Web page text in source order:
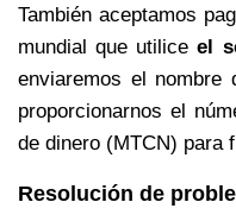
También aceptamos
mundial que utiliceel
enviaremos el nombre
proporcionarnos el
de dinero (MTCN) para
Resolución de